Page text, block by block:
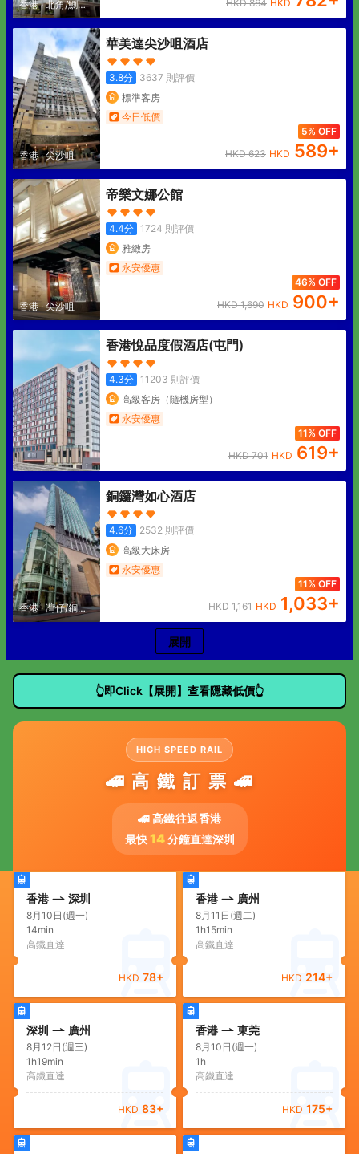
香港·北角/鰂魚
涌
HKD864 HKD
香港·尖沙咀
華美達尖沙咀酒店
3.8分 3637 則評價
標準客房
今日低價
5% OFF
HKD623 HKD 589+
香港·尖沙咀
帝樂文娜公館
4.4分 1724 則評價
雅緻房
永安優惠
46% OFF
HKD1,690 HKD 900+
香港悅品度假酒店(屯門)
4.3分 11203 則評價
高級客房（隨機房型）
永安優惠
11% OFF
HKD701 HKD 619+
香港·灣仔/銅鑼
銅鑼灣如心酒店
4.6分 2532則評價
高級大床房
永安優惠
11% OFF
HKD1,161 HKD 1,033+
展開
👆即Click【展開】查看隱藏低價👆
HIGH SPEED RAIL
🚄 高 鐵 訂 票 🚄
🚄 高鐵往返香港
最快14分鐘直達深圳
香港 深圳
8月10日(週一)
14min
高鐵直達
HKD 78+
香港 廣州
8月11日(週二)
1h15min
高鐵直達
HKD 214+
深圳 廣州
8月12日(週三)
1h19min
高鐵直達
HKD 83+
香港 東莞
8月10日(週一)
1h
高鐵直達
HKD 175+